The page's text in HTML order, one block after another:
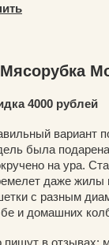
4000 рублей
вариант
была
на ура.
даже жилы
с разным
и домашних
пишут в отзывах: